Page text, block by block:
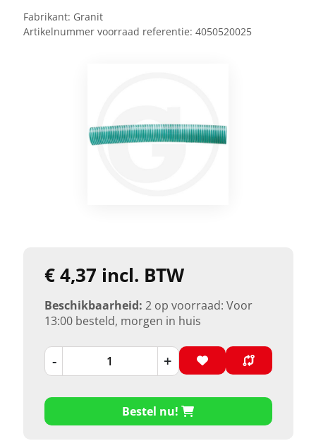
Fabrikant: Granit
Artikelnummer voorraad referentie: 4050520025
€ 4,37 incl. BTW
Beschikbaarheid: 2 op voorraad: Voor
13:00 besteld, morgen in huis
- +
Bestel nu!